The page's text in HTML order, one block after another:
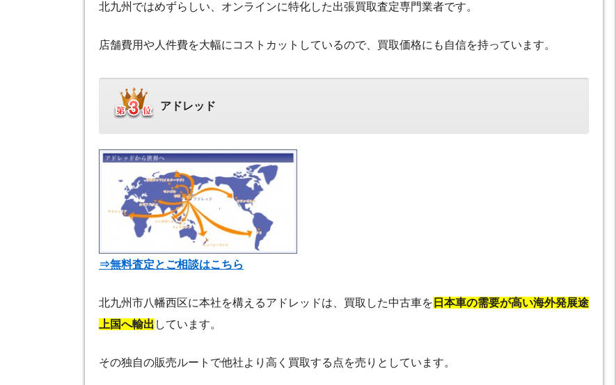
北九州ではめずらしい、オンラインに特化した出張買取査定専門業者です。
店舗費用や人件費を大幅にコストカットしているので、買取価格にも自信を持っています。
アドレッド
⇒無料査定とご相談はこちら
北九州市八幡西区に本社を構えるアドレッドは、買取した中古車を 日本車の需要が高い海外発展途
上国へ輸出 しています。
その独自の販売ルートで他社より高く買取する点を売りとしています。